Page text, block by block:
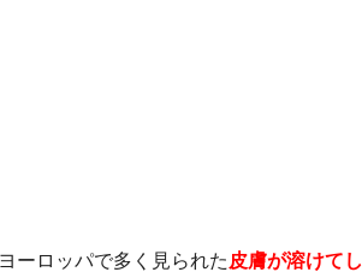
ーロッパで多く見られた 皮膚が溶けてし